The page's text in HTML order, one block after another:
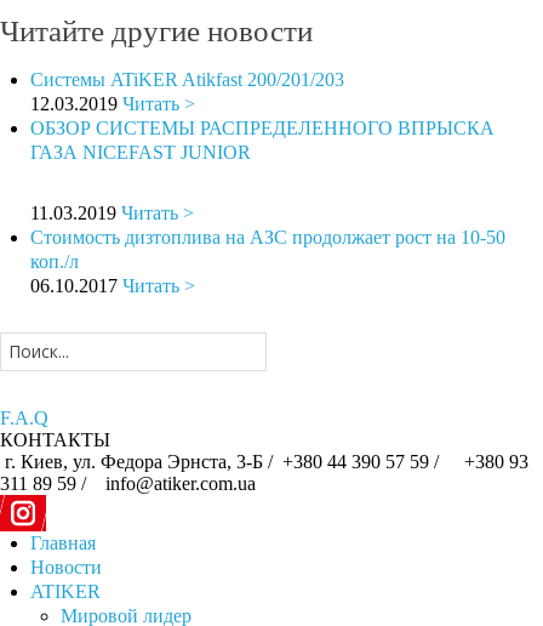
Читайте другие новости
Cистемы ATiKER Atikfast 200/201/203
12.03.2019 Читать >
ОБЗОР СИСТЕМЫ РАСПРЕДЕЛЕННОГО ВПРЫСКА
ГАЗА NICEFAST JUNIOR
11.03.2019 Читать >
Стоимость дизтоплива на АЗС продолжает рост на 10-50
коп./л
06.10.2017 Читать >
F.A.Q
КОНТАКТЫ
г. Киев, ул. Федора Эрнста, 3-Б / +380 44 390 57 59 /
+380 93
311 89 59 / info@atiker.com.ua
Главная
Новости
ATIKER
Мировой лидер